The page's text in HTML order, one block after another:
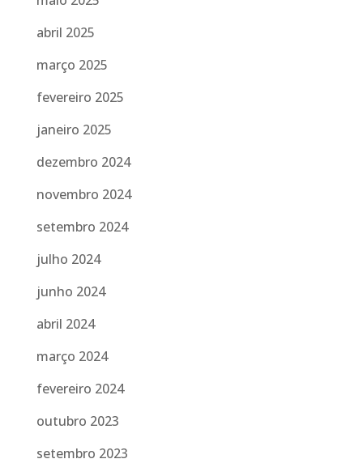
abril 2025
março 2025
fevereiro 2025
janeiro 2025
dezembro 2024
novembro 2024
setembro 2024
julho 2024
junho 2024
abril 2024
março 2024
fevereiro 2024
outubro 2023
setembro 2023